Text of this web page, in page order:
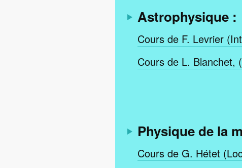
Astrophysique :
Cours de F. Levrier
Cours de L. Blanchet,
Physique de la
Cours de G. Hétet